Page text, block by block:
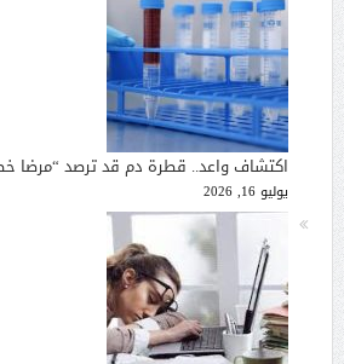
اكتشاف واعد.. قطرة دم قد ترصد “مرضا
يوليو 16, 2026